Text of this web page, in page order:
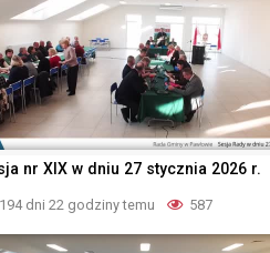
nr XIX w dniu 27 stycznia 2026 r.
194 dni 22 godziny temu 587